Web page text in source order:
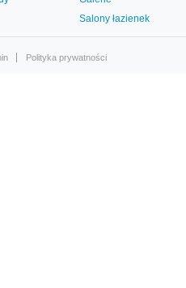
Salony łazienek
Polityka prywatności